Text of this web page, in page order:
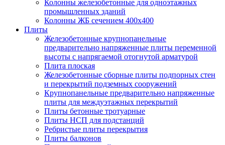
Колонны железобетонные для одноэтажных
промышленных зданий
Колонны ЖБ сечением 400х400
Плиты
Железобетонные крупнопанельные
предварительно напряженные плиты переменной
высоты с напрягаемой отогнутой арматурой
Плита плоская
Железобетонные сборные плиты подпорных стен
и перекрытий подземных сооружений
Крупнопанельные предварительно напряженные
плиты для междуэтажных перекрытий
Плиты бетонные тротуарные
Плиты НСП для подстанций
Ребристые плиты перекрытия
Плиты балконов